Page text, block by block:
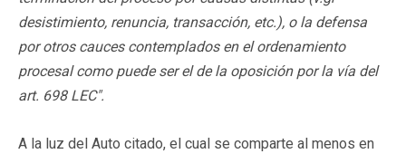
desistimiento, renuncia, transacción, etc.), o la defensa
por otros cauces contemplados en el ordenamiento
procesal como puede ser el de la oposición por la vía del
art. 698 LEC".
A la luz del Auto citado, el cual se comparte al menos en